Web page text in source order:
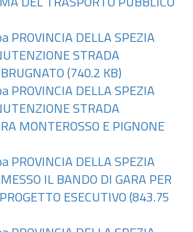
DEL TRASPORTO PUBBLICO
PROVINCIA DELLA SPEZIA
STRADA
(740.2 KB)
PROVINCIA DELLA SPEZIA
STRADA
MONTEROSSO E PIGNONE
PROVINCIA DELLA SPEZIA
IL BANDO DI GARA PER
ESECUTIVO (843.75